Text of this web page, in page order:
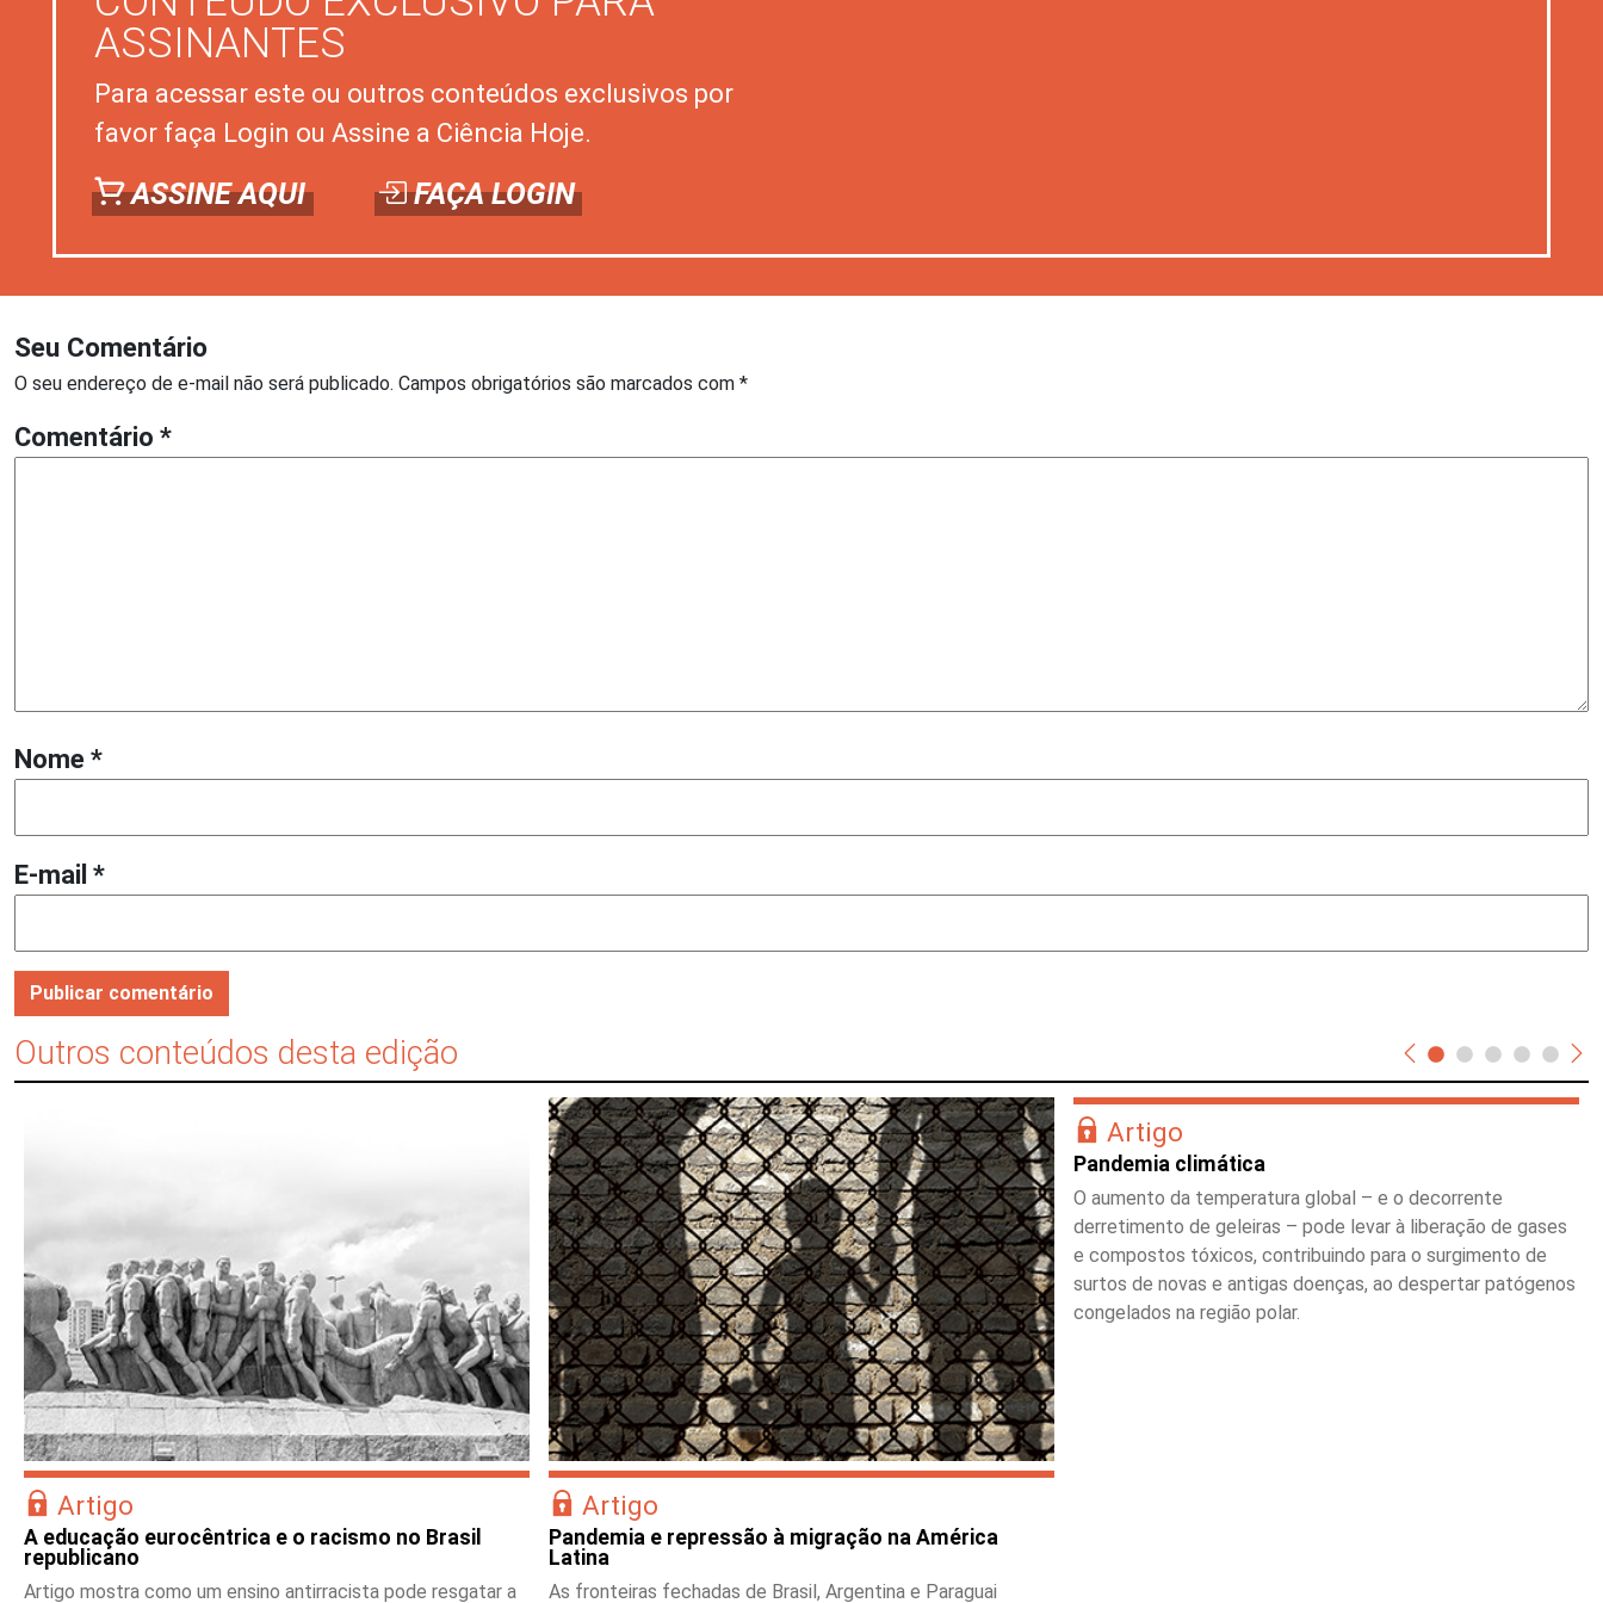
ASSINANTES
Para acessar este ou outros conteúdos exclusivos por
favor faça Login ou Assine a Ciência Hoje.
ASSINE AQUI FAÇA LOGIN
Seu Comentário
O seu endereço de e-mail não será publicado. Campos obrigatórios são marcados com *
Comentário *
Nome *
E-mail *
Outros conteúdos desta edição
Artigo
A educação eurocêntrica e o racismo no Brasil
republicano
Artigo mostra como um ensino antirracista pode resgatar a
Artigo
Pandemia e repressão à migração na América
Latina
As fronteiras fechadas de Brasil, Argentina e Paraguai
Artigo
Pandemia climática
O aumento da temperatura global – e o decorrente
derretimento de geleiras – pode levar à liberação de gases
e compostos tóxicos, contribuindo para o surgimento de
surtos de novas e antigas doenças, ao despertar patógenos
congelados na região polar.